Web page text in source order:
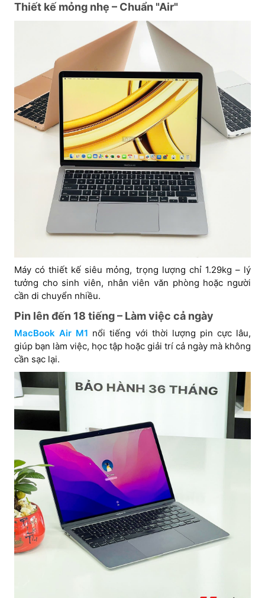
Thiết kế mỏng nhẹ – Chuẩn "Air"
Máy có thiết kế siêu mỏng, trọng lượng chỉ 1.29kg – lý
tưởng cho sinh viên, nhân viên văn phòng hoặc người
cần di chuyển nhiều.
Pin lên đến 18 tiếng – Làm việc cả ngày
MacBook Air M1 nổi tiếng với thời lượng pin cực lâu,
giúp bạn làm việc, học tập hoặc giải trí cả ngày mà không
cần sạc lại.